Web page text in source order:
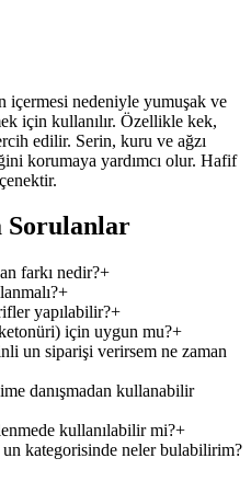
içermesi nedeniyle yumuşak ve
için kullanılır. Özellikle kek,
edilir. Serin, kuru ve ağzı
korumaya yardımcı olur. Hafif
Sorulanlar
farkı nedir?+
+
yapılabilir?+
için uygun mu?+
un siparişi verirsem ne zaman
danışmadan kullanabilir
kullanılabilir mi?+
kategorisinde neler bulabilirim?